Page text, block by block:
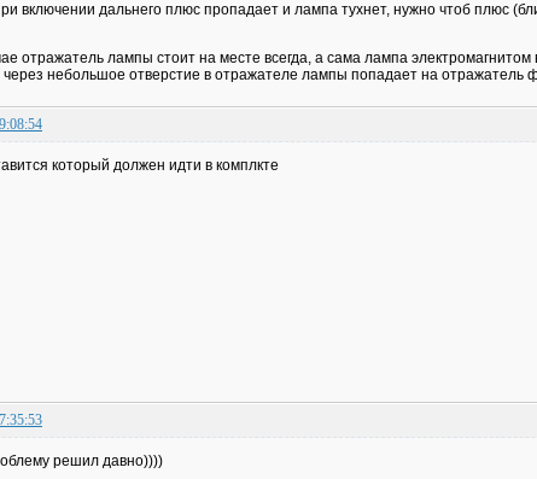
включении дальнего плюс пропадает и лампа тухнет, нужно чтоб плюс
отражатель лампы стоит на месте всегда, а сама лампа электромагнитом
небольшое отверстие в отражателе лампы попадает на отражатель
который должен идти в комплкте
решил давно))))